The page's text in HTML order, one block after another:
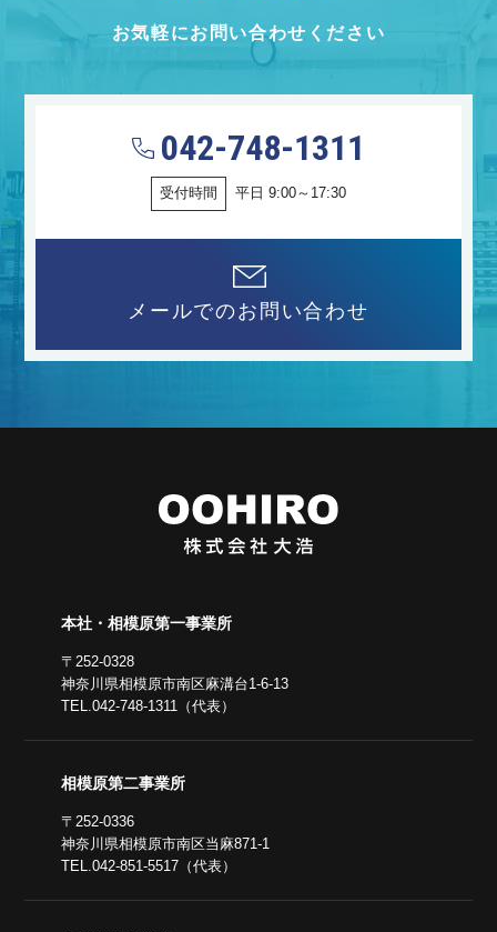
お気軽にお問い合わせください
042-748-1311
受付時間 平日 9:00～17:30
メールでのお問い合わせ
本社・相模原第一事業所
〒252-0328
神奈川県相模原市南区麻溝台1-6-13
TEL.042-748-1311（代表）
相模原第二事業所
〒252-0336
神奈川県相模原市南区当麻871-1
TEL.042-851-5517（代表）